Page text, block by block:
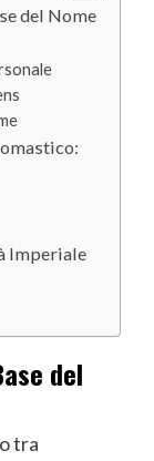
del Nome
Imperiale
del
tra